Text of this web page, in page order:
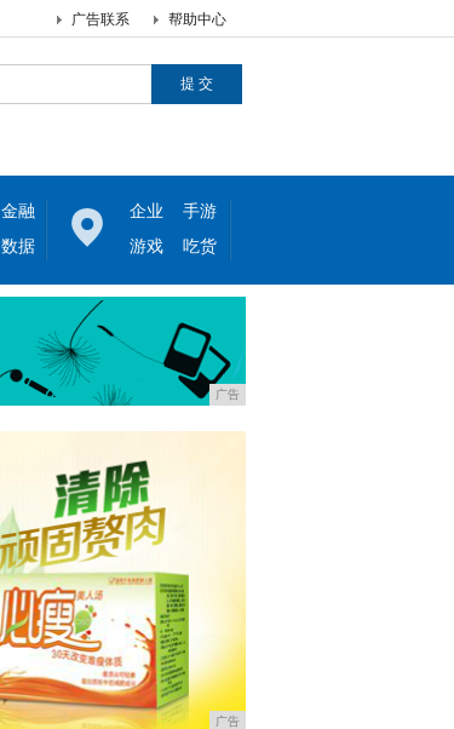
帮助中心
广告联系
金融
数据
企业
手游
游戏
吃货
广告
广告